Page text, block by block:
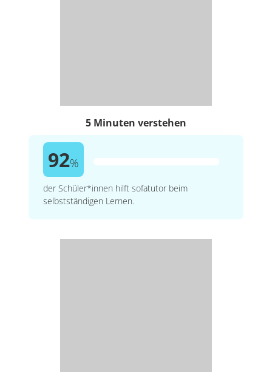
5 Minuten verstehen
92%
der Schüler*innen hilft sofatutor beim
selbstständigen Lernen.